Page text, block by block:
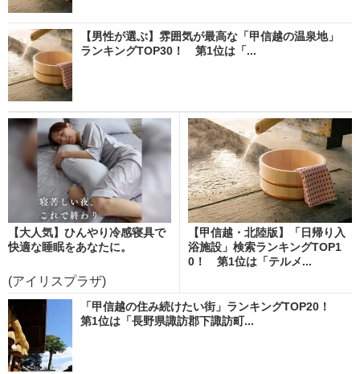
【男性が選ぶ】雰囲気が最高な「甲信越の温泉地」
ランキングTOP30！ 第1位は「...
【大人気】ひんやり冷感寝具で
快適な睡眠をあなたに。
(アイリスプラザ)
【甲信越・北陸版】「日帰り入
浴施設」検索ランキングTOP1
0！ 第1位は「テルメ...
「甲信越の住み続けたい街」ランキングTOP20！
第1位は「長野県諏訪郡下諏訪町...